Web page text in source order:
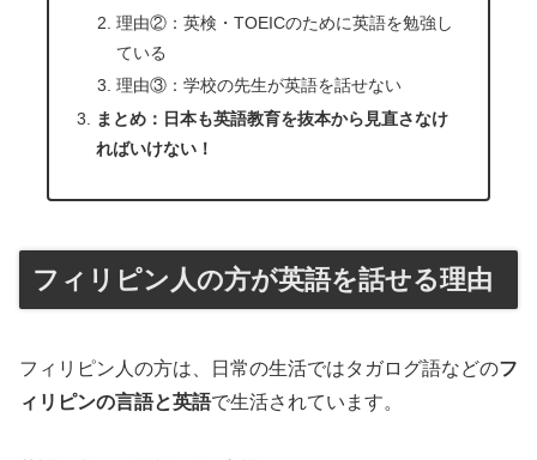
理由②：英検・TOEICのために英語を勉強し
ている
理由③：学校の先生が英語を話せない
まとめ：日本も英語教育を抜本から見直さなけ
ればいけない！
フィリピン人の方が英語を話せる理由
フィリピン人の方は、日常の生活ではタガログ語などのフ
ィリピンの言語と英語で生活されています。